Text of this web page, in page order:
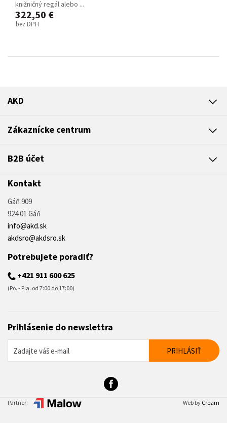
knižničný regál alebo ...
322,50 €
bez DPH
AKD
Zákaznícke centrum
B2B účet
Kontakt
Gáň 909
924 01 Gáň
info@akd.sk
akdsro@akdsro.sk
Potrebujete poradiť?
+421 911 600 625
(Po. - Pia. od 7:00 do 17:00)
Prihlásenie do newslettra
Partner: Web by Cream